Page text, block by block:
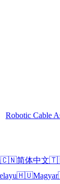
Robotic Cable
🇨🇳简体中文
🇭🇺Magyar